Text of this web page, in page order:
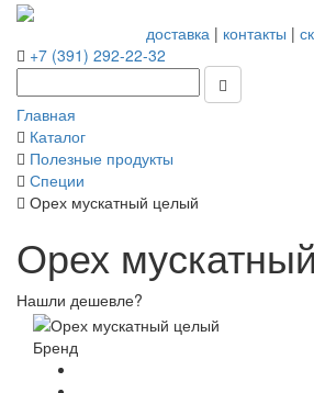
доставка| контакты |
+7 (391) 292-22-32
Главная
Каталог
Полезные продукты
Специи
Орех мускатный целый
Орех
Нашли дешевле?
Бренд